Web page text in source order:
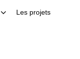
Les projets